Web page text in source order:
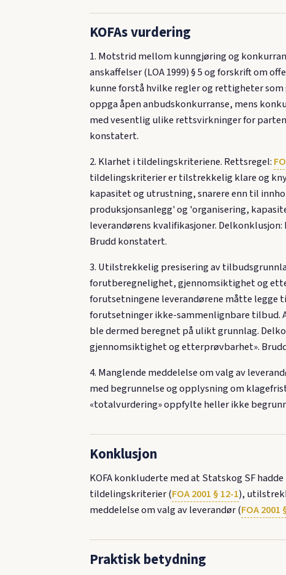
KOFAs vurdering
1. Motstrid mellom kunngjøring og
anskaffelser (LOA 1999) § 5 og forskrift om
kunne forstå hvilke regler og rettigheter
oppga åpen anbudskonkurranse, mens
med vesentlig ulike rettsvirkninger for
konstatert.
2. Klarhet i tildelingskriteriene. Rettsregel:
tildelingskriterier er tilstrekkelig klare og
kapasitet og utrustning, snarere enn til
produksjonsanlegg' og 'organisering,
leverandørens kvalifikasjoner.
Brudd konstatert.
3. Utilstrekkelig presisering av
forutberegnelighet, gjennomsiktighet og
forutsetningene leverandørene måtte legge
forutsetninger ikke-sammenlignbare tilbud.
ble dermed beregnet på ulikt grunnlag.
gjennomsiktighet og etterprøvbarhet».
4. Manglende meddelelse om valg av
med begrunnelse og opplysning om
«totalvurdering» oppfylte heller ikke
Konklusjon
KOFA konkluderte med at Statskog SF
tildelingskriterier (FOA 2001 § 12-1),
meddelelse om valg av leverandør (FOA 2001
Praktisk betydning